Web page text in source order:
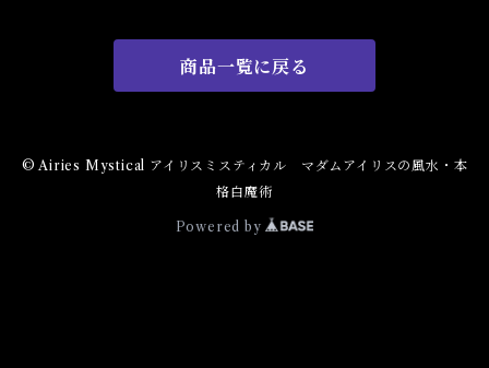
キーチェーン
金運 Money
干支風水置き物
ブレスレット Bracelet
スピリチュアル Spiritual
パウダー Magical Powder
仕事
バス＆フロアウォッシュ Bath&Floor Wash
バスハーブ Bath Herb
商品一覧に戻る
© Airies Mystical アイリスミスティカル マダムアイリスの風水・本
格白魔術
Powered by